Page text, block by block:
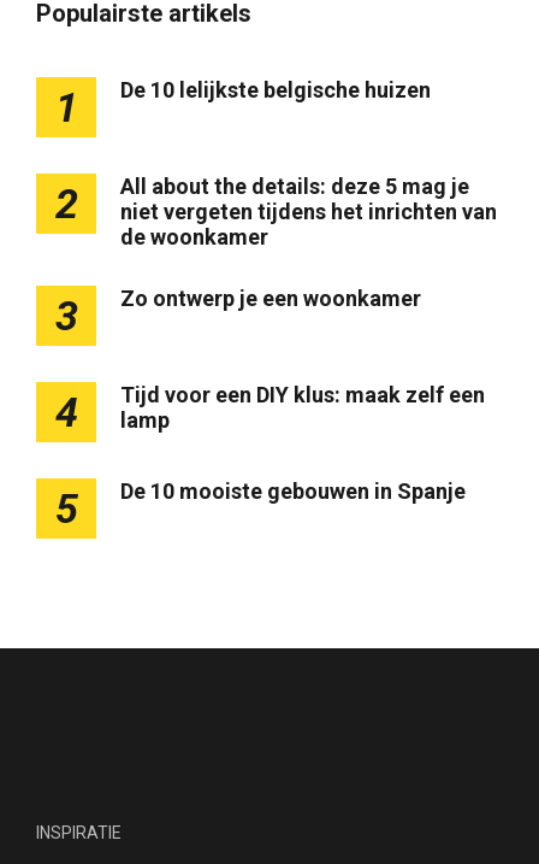
Populairste artikels
1 De 10 lelijkste belgische huizen
2
All about the details: deze 5 mag je
niet vergeten tijdens het inrichten van
de woonkamer
3 Zo ontwerp je een woonkamer
4
Tijd voor een DIY klus: maak zelf een
lamp
5 De 10 mooiste gebouwen in Spanje
INSPIRATIE